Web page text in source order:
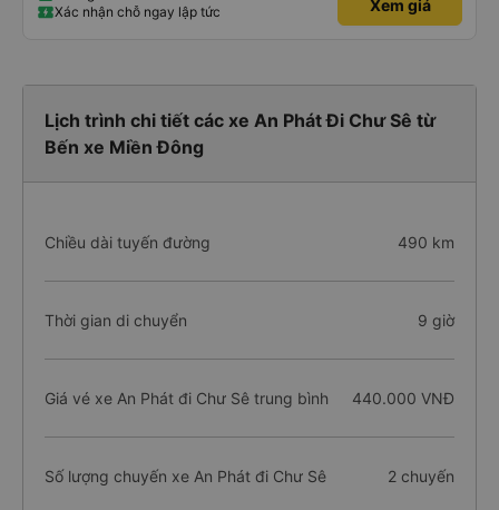
Xác nhận chỗ ngay lập tức
Xem giá
Lịch trình chi tiết các xe An Phát Đi Chư Sê từ
Bến xe Miền Đông
Chiều dài tuyến đường 490 km
Thời gian di chuyển 9 giờ
Giá vé xe An Phát đi Chư Sê trung bình 440.000 VNĐ
Số lượng chuyến xe An Phát đi Chư Sê 2 chuyến